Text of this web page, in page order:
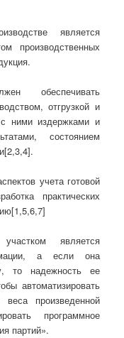
является
производственных
обеспечивать
отгрузкой и
с ними издержками и
состоянием
учета готовой
практических
является
а если она
то надежность ее
автоматизировать
произведенной
программное
партий».